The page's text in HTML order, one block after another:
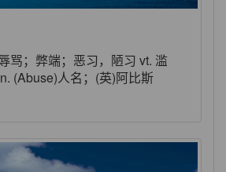
骂；弊端；恶习，陋习 vt. 滥
(Abuse)人名；(英)阿比斯